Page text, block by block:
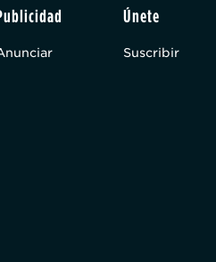
Únete
Suscribir